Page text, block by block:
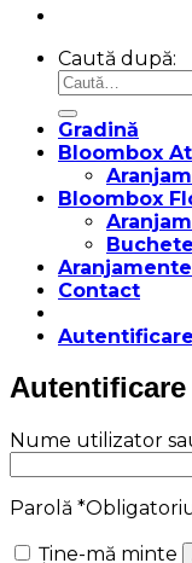
Caută după:
Gradină
Bloombox
Bloombox
Buchete
Contact
Autentificare
Autentificare
Nume utilizator
Parolă *
Ține-mă minte